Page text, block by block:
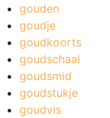
gouden
goudje
goudkoorts
goudschaal
goudsmid
goudstukje
goudvis